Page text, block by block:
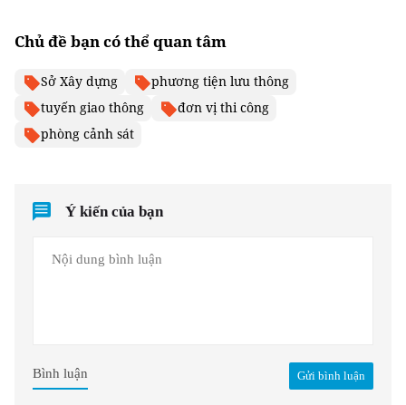
Chủ đề bạn có thể quan tâm
Sở Xây dựng
phương tiện lưu thông
tuyến giao thông
đơn vị thi công
phòng cảnh sát
Ý kiến của bạn
Gửi bình luận
Bình luận